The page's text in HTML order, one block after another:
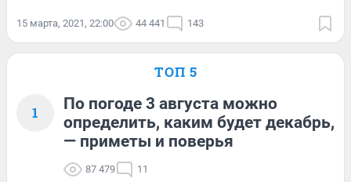
15 марта, 2021, 22:00 44 441 143
ТОП 5
1
По погоде 3 августа можно
определить, каким будет декабрь,
— приметы и поверья
87 479 11